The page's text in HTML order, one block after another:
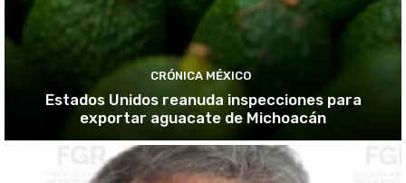
CRÓNICA MÉXICO
Estados Unidos reanuda inspecciones para
exportar aguacate de Michoacán